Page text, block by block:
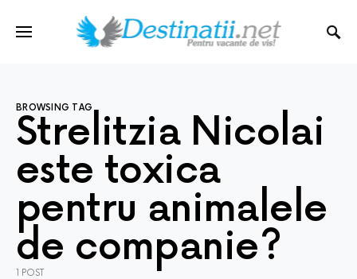
BROWSING TAG
Strelitzia Nicolai
este toxica
pentru animalele
de companie?
1 POST